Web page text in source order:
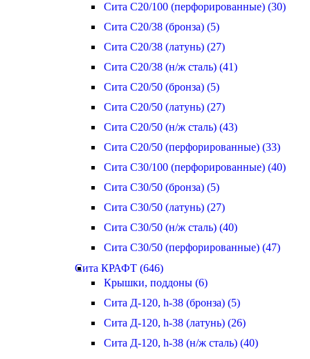
Сита С20/100 (перфорированные) (30)
Сита С20/38 (бронза) (5)
Сита С20/38 (латунь) (27)
Сита С20/38 (н/ж сталь) (41)
Сита С20/50 (бронза) (5)
Сита С20/50 (латунь) (27)
Сита С20/50 (н/ж сталь) (43)
Сита С20/50 (перфорированные) (33)
Сита С30/100 (перфорированные) (40)
Сита С30/50 (бронза) (5)
Сита С30/50 (латунь) (27)
Сита С30/50 (н/ж сталь) (40)
Сита С30/50 (перфорированные) (47)
Сита КРАФТ (646)
Крышки, поддоны (6)
Сита Д-120, h-38 (бронза) (5)
Сита Д-120, h-38 (латунь) (26)
Сита Д-120, h-38 (н/ж сталь) (40)